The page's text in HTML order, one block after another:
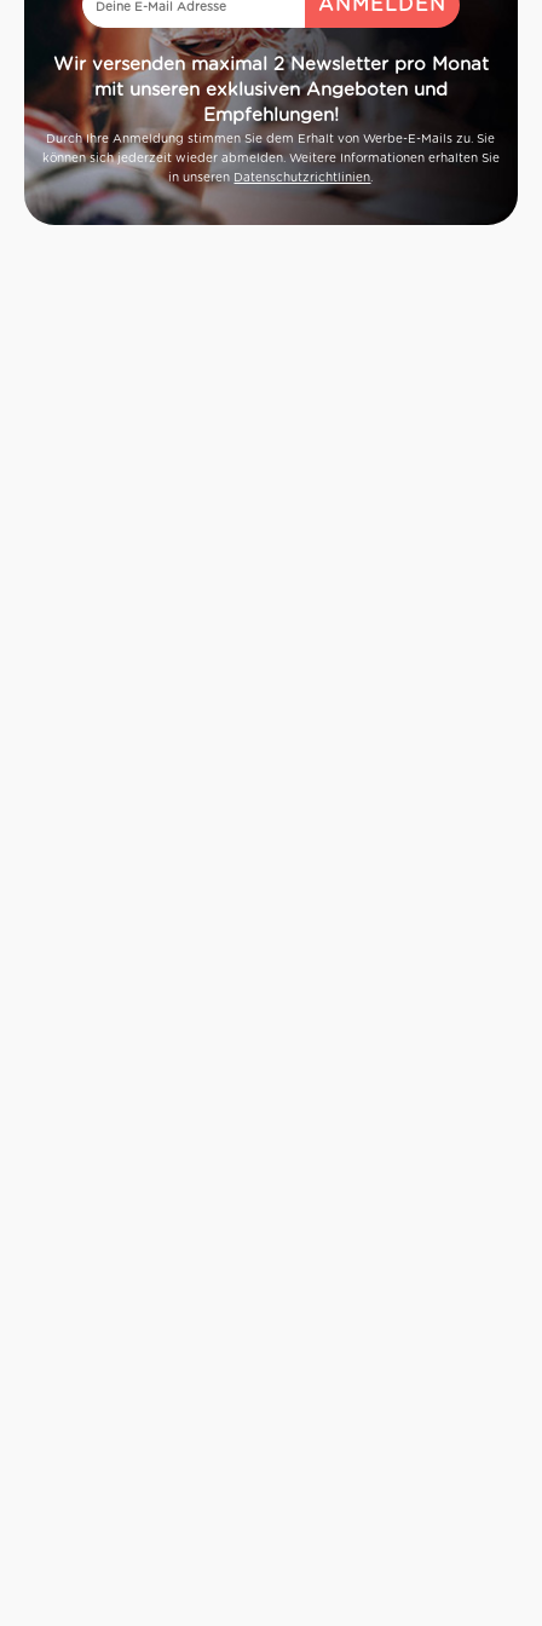
Beachte: Der Verzehr in
unserer Trattoria ist nicht
gestattet (nur zum Mitnehmen)
Wir versenden maximal 2 Newsletter pro Monat
mit unseren exklusiven Angeboten und
Empfehlungen!
Durch Ihre Anmeldung stimmen Sie dem Erhalt von Werbe-E-Mails zu. Sie
können sich jederzeit wieder abmelden. Weitere Informationen erhalten Sie
in unseren Datenschutzrichtlinien